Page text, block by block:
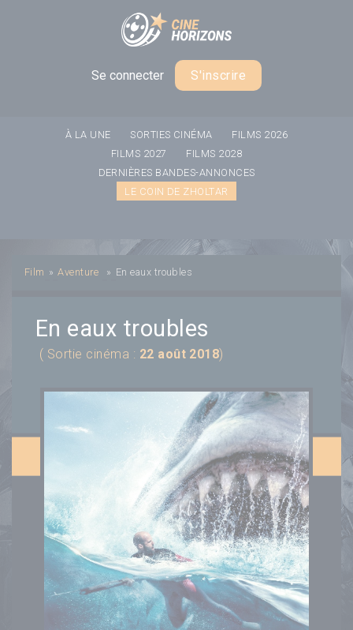
Se connecter S'inscrire
À LA UNE SORTIES CINÉMA
FILMS 2026
FILMS 2027
FILMS 2028
DERNIÈRES BANDES-ANNONCES
LE COIN DE ZHOLTAR
Film » Aventure » En eaux troubles
En eaux troubles
( Sortie cinéma : 22 août 2018)
Panneau de gestion des cookies